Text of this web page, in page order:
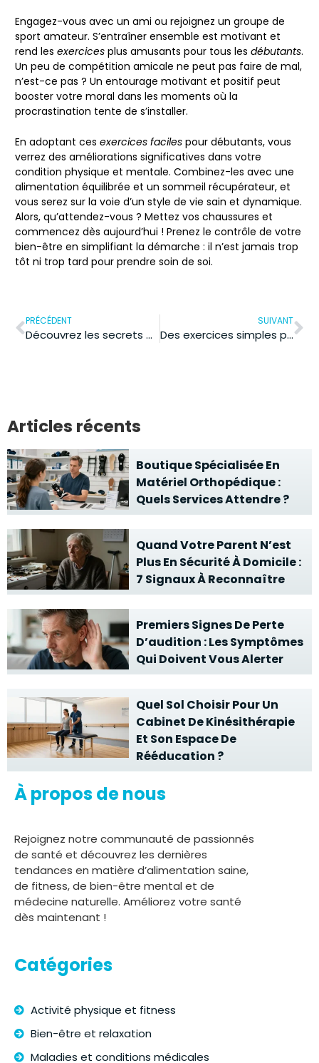
Engagez-vous avec un ami ou rejoignez un groupe de
sport amateur. S’entraîner ensemble est motivant et
rend les exercices plus amusants pour tous les débutants.
Un peu de compétition amicale ne peut pas faire de mal,
n’est-ce pas ? Un entourage motivant et positif peut
booster votre moral dans les moments où la
procrastination tente de s’installer.
En adoptant ces exercices faciles pour débutants, vous
verrez des améliorations significatives dans votre
condition physique et mentale. Combinez-les avec une
alimentation équilibrée et un sommeil récupérateur, et
vous serez sur la voie d’un style de vie sain et dynamique.
Alors, qu’attendez-vous ? Mettez vos chaussures et
commencez dès aujourd’hui ! Prenez le contrôle de votre
bien-être en simplifiant la démarche : il n’est jamais trop
tôt ni trop tard pour prendre soin de soi.
PRÉCÉDENT
Découvrez les secrets des soins corps bio pour une santé éclatante
SUIVANT
Des exercices simples pour apaiser l’anxiété : retrouvez votre calme intérieur
Articles récents
Boutique Spécialisée En
Matériel Orthopédique :
Quels Services Attendre ?
Quand Votre Parent N’est
Plus En Sécurité À Domicile :
7 Signaux À Reconnaître
Premiers Signes De Perte
D’audition : Les Symptômes
Qui Doivent Vous Alerter
Quel Sol Choisir Pour Un
Cabinet De Kinésithérapie
Et Son Espace De
Rééducation ?
À propos de nous
Rejoignez notre communauté de passionnés
de santé et découvrez les dernières
tendances en matière d’alimentation saine,
de fitness, de bien-être mental et de
médecine naturelle. Améliorez votre santé
dès maintenant !
Catégories
Activité physique et fitness
Bien-être et relaxation
Maladies et conditions médicales